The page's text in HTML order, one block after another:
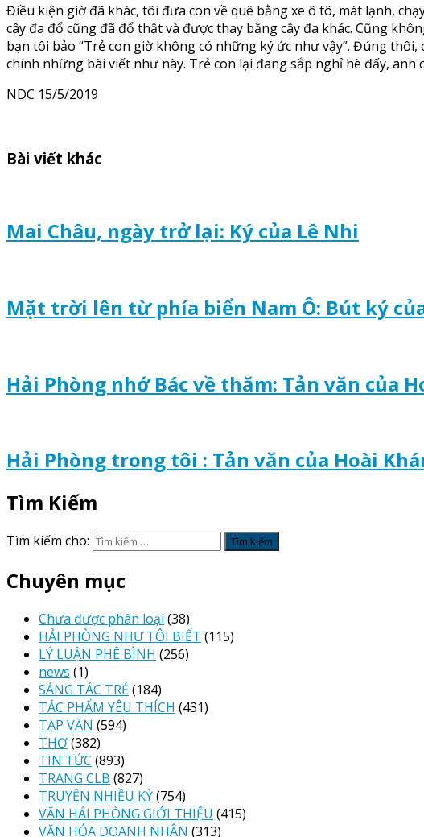
Điều kiện giờ đã khác, tôi đưa con về quê bằng xe ô tô, mát lạnh,
cây đa đổ cũng đã đổ thật và được thay bằng cây đa khác. Cũng
bạn tôi bảo “Trẻ con giờ không có những ký ức như vậy”. Đúng
chính những bài viết như này. Trẻ con lại đang sắp nghỉ hè đấy, anh
NDC 15/5/2019
Bài viết khác
Mai Châu, ngày trở lại: Ký của Lê Nhi
Mặt trời lên từ phía biển Nam Ô: Bút ký
Hải Phòng nhớ Bác về thăm: Tản văn của
Hải Phòng trong tôi : Tản văn của Hoài
Tìm Kiếm
Tìm kiếm cho:
Chuyên mục
Chưa được phân loại (38)
HẢI PHÒNG NHƯ TÔI BIẾT (115)
LÝ LUẬN PHÊ BÌNH (256)
news (1)
SÁNG TÁC TRẺ (184)
TÁC PHẨM YÊU THÍCH (431)
TẠP VĂN (594)
THƠ(382)
TIN TỨC (893)
TRANG CLB (827)
TRUYỆN NHIỀU KỲ(754)
VĂN HẢI PHÒNG GIỚI THIỆU (415)
VĂN HÓA DOANH NHÂN (313)